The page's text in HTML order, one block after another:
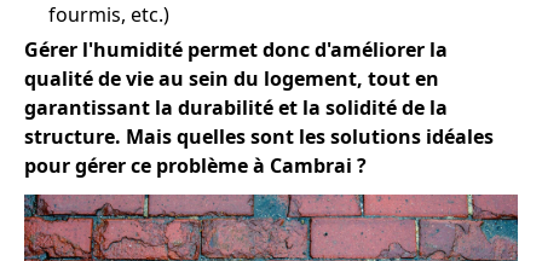
fourmis, etc.)
Gérer l'humidité permet donc d'améliorer la
qualité de vie au sein du logement, tout en
garantissant la durabilité et la solidité de la
structure. Mais quelles sont les solutions idéales
pour gérer ce problème à Cambrai ?